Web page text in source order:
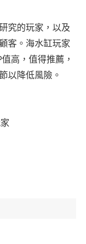
究的玩家，以及
客。海水缸玩家
高，值得推薦，
以降低風險。